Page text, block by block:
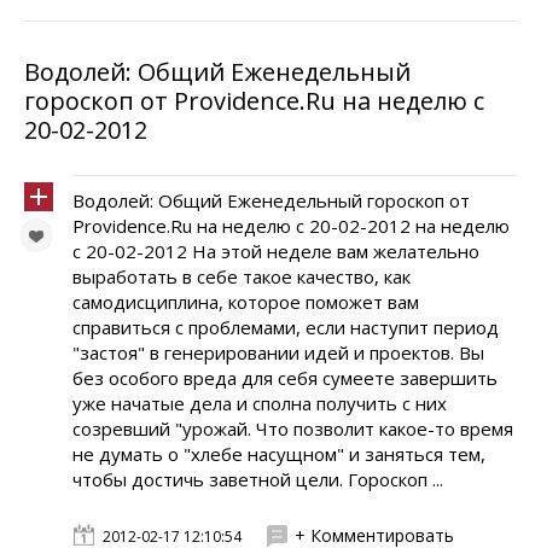
Водолей: Общий Еженедельный
гороскоп от Providence.Ru на неделю с
20-02-2012
Водолей: Общий Еженедельный гороскоп от
Providence.Ru на неделю с 20-02-2012 на неделю
с 20-02-2012 На этой неделе вам желательно
выработать в себе такое качество, как
самодисциплина, которое поможет вам
справиться с проблемами, если наступит период
"застоя" в генерировании идей и проектов. Вы
без особого вреда для себя сумеете завершить
уже начатые дела и сполна получить с них
созревший "урожай. Что позволит какое-то время
не думать о "хлебе насущном" и заняться тем,
чтобы достичь заветной цели. Гороскоп ...
2012-02-17 12:10:54 + Комментировать